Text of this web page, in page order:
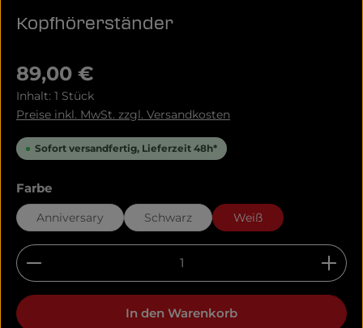
Kopfhörerständer
Regulärer Preis:
89,00 €
Inhalt: 1 Stück
Preise inkl. MwSt. zzgl. Versandkosten
Sofort versandfertig, Lieferzeit 48h*
Farbeauswählen
Anniversary Schwarz Weiß
Produkt Anzahl: Gib den gewünschten Wert
In den Warenkorb